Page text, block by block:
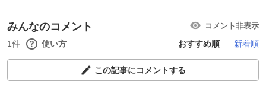
みんなのコメント コメント非表示
1件 使い方 おすすめ順 新着順
この記事にコメントする